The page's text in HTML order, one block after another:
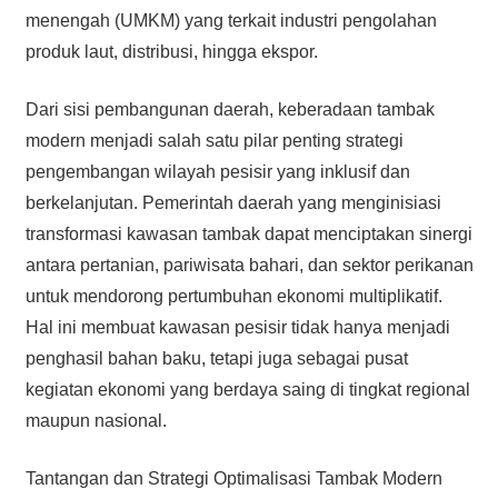
menengah (UMKM) yang terkait industri pengolahan
produk laut, distribusi, hingga ekspor.
Dari sisi pembangunan daerah, keberadaan tambak
modern menjadi salah satu pilar penting strategi
pengembangan wilayah pesisir yang inklusif dan
berkelanjutan. Pemerintah daerah yang menginisiasi
transformasi kawasan tambak dapat menciptakan sinergi
antara pertanian, pariwisata bahari, dan sektor perikanan
untuk mendorong pertumbuhan ekonomi multiplikatif.
Hal ini membuat kawasan pesisir tidak hanya menjadi
penghasil bahan baku, tetapi juga sebagai pusat
kegiatan ekonomi yang berdaya saing di tingkat regional
maupun nasional.
Tantangan dan Strategi Optimalisasi Tambak Modern